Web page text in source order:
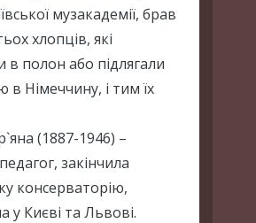
музакадемії, брав
хлопців, які
в полон або підлягали
в Німеччину, і тим їх
(1887-1946) –
закінчила
консерваторію,
у Києві та Львові.